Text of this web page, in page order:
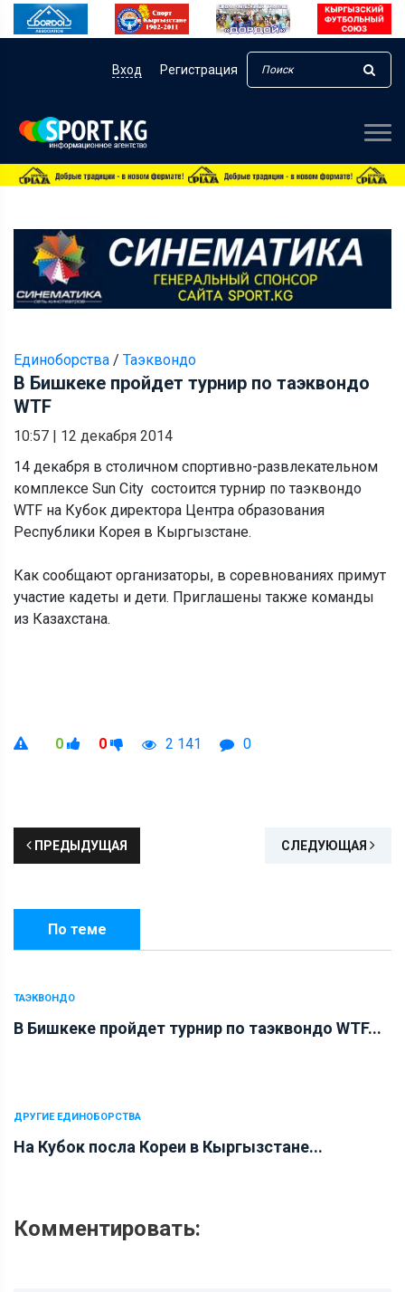
Вход Регистрация
Единоборства / Таэквондо
В Бишкеке пройдет турнир по таэквондо
WTF
10:57 | 12 декабря 2014
14 декабря в столичном спортивно-развлекательном
комплексе Sun City состоится турнир по таэквондо
WTF на Кубок директора Центра образования
Республики Корея в Кыргызстане.
Как сообщают организаторы, в соревнованиях примут
участие кадеты и дети. Приглашены также команды
из Казахстана.
0 0 2 141 0
ПРЕДЫДУЩАЯ СЛЕДУЮЩАЯ
По теме
ТАЭКВОНДО
В Бишкеке пройдет турнир по таэквондо WTF...
ДРУГИЕ ЕДИНОБОРСТВА
На Кубок посла Кореи в Кыргызстане...
Комментировать: